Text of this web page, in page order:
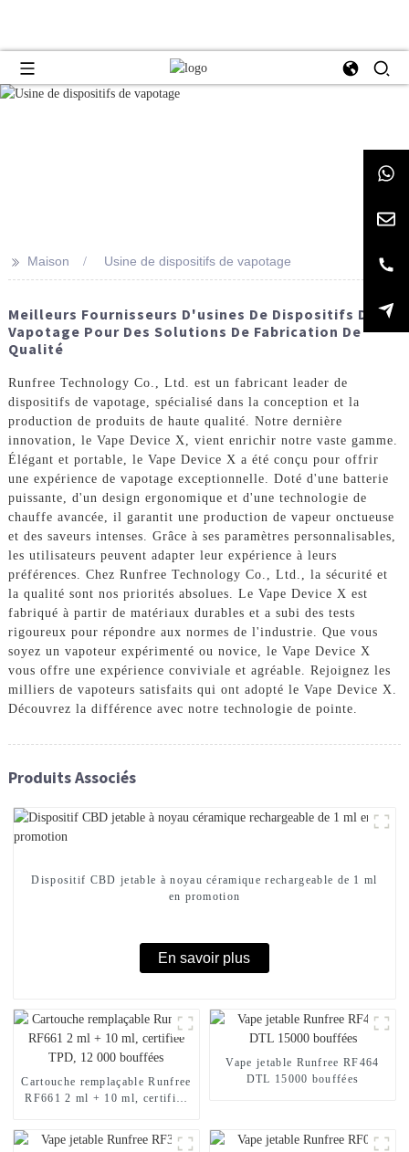
>> Maison Usine de dispositifs de vapotage
Meilleurs Fournisseurs D'usines De Dispositifs De
Vapotage Pour Des Solutions De Fabrication De
Qualité
Runfree Technology Co., Ltd. est un fabricant leader de
dispositifs de vapotage, spécialisé dans la conception et la
production de produits de haute qualité. Notre dernière
innovation, le Vape Device X, vient enrichir notre vaste gamme.
Élégant et portable, le Vape Device X a été conçu pour offrir
une expérience de vapotage exceptionnelle. Doté d'une batterie
puissante, d'un design ergonomique et d'une technologie de
chauffe avancée, il garantit une production de vapeur onctueuse
et des saveurs intenses. Grâce à ses paramètres personnalisables,
les utilisateurs peuvent adapter leur expérience à leurs
préférences. Chez Runfree Technology Co., Ltd., la sécurité et
la qualité sont nos priorités absolues. Le Vape Device X est
fabriqué à partir de matériaux durables et a subi des tests
rigoureux pour répondre aux normes de l'industrie. Que vous
soyez un vapoteur expérimenté ou novice, le Vape Device X
vous offre une expérience conviviale et agréable. Rejoignez les
milliers de vapoteurs satisfaits qui ont adopté le Vape Device X.
Découvrez la différence avec notre technologie de pointe.
Produits Associés
Dispositif CBD jetable à noyau céramique rechargeable de 1 ml
en promotion
En savoir plus
Cartouche remplaçable Runfree
RF661 2 ml + 10 ml, certifiée
Vape jetable Runfree RF464
DTL 15000 bouffées